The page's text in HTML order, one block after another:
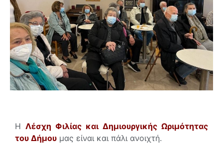
Η Λέσχη Φιλίας και Δημιουργικής Ωριμότητας
του Δήμου μας είναι και πάλι ανοιχτή.